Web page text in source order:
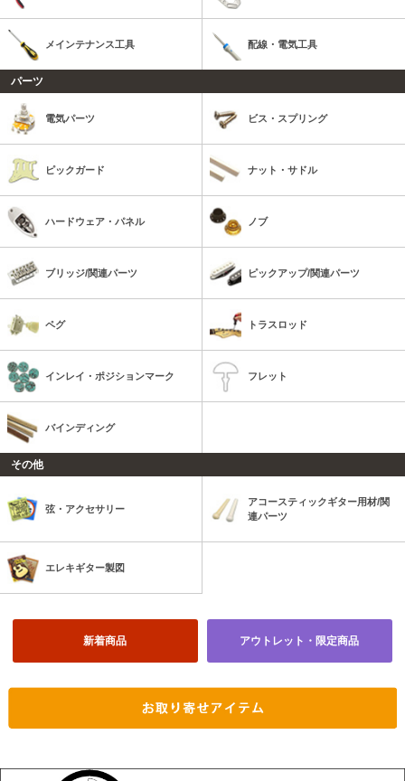
メインテナンス工具 配線・電気工具
パーツ
電気パーツ ビス・スプリング
ピックガード ナット・サドル
ハードウェア・パネル ノブ
ブリッジ/関連パーツ ピックアップ/関連パーツ
ペグ トラスロッド
インレイ・ポジションマーク フレット
バインディング
その他
弦・アクセサリー
アコースティックギター用材/関
連パーツ
エレキギター製図
新着商品 アウトレット・限定商品